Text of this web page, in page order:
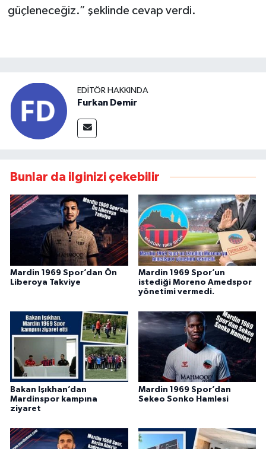
güçleneceğiz.” şeklinde cevap verdi.
EDITÖR HAKKINDA
Furkan Demir
Bunlar da ilginizi çekebilir
Mardin 1969 Spor’dan Ön
Liberoya Takviye
Mardin 1969 Spor’un
istediği Moreno Amedspor
yönetimi vermedi.
Bakan Işıkhan’dan
Mardinspor kampına
ziyaret
Mardin 1969 Spor’dan
Sekeo Sonko Hamlesi